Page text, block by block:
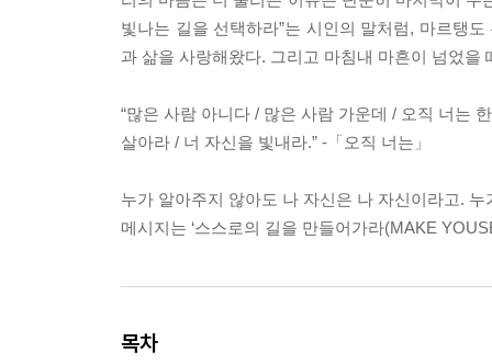
빛나는 길을 선택하라”는 시인의 말처럼, 마르탱
과 삶을 사랑해왔다. 그리고 마침내 마흔이 넘었
“많은 사람 아니다 / 많은 사람 가운데 / 오직 너는
살아라 / 너 자신을 빛내라.” -「오직 너는」
누가 알아주지 않아도 나 자신은 나 자신이라고.
메시지는 ‘스스로의 길을 만들어가라(MAKE
목차